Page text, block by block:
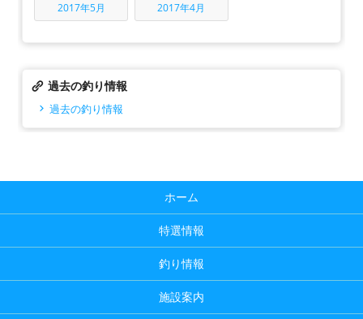
2017年5月 2017年4月
過去の釣り情報
過去の釣り情報
ホーム
特選情報
釣り情報
施設案内